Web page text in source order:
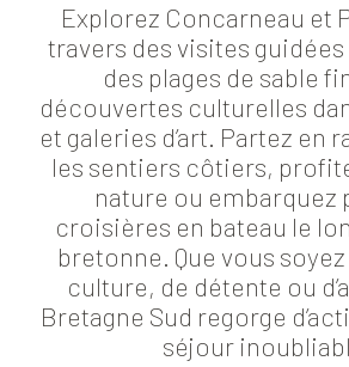
Explorez Concarneau et
travers des visites
des plages de sable
découvertes culturelles
et galeries d’art. Partez en
les sentiers côtiers,
nature ou embarquez
croisières en bateau le
bretonne. Que vous
culture, de détente ou
Bretagne Sud regorge
séjour